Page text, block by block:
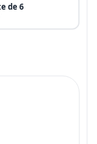
de 6